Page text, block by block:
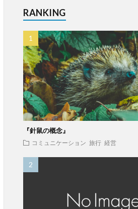
RANKING
『針鼠の概念』
コミュニケーション 旅行 経営